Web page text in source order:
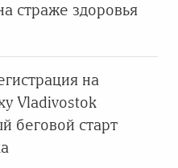
страже здоровья
на
Vladivostok
беговой старт